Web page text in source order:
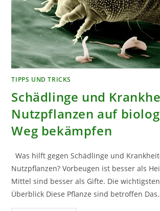
TIPPS UND TRICKS
Schädlinge und
Nutzpflanzen auf
Weg bekämpfen
Was hilft gegen Schädlinge und
Nutzpflanzen? Vorbeugen ist besser als
Mittel sind besser als Gifte. Die
Überblick Diese Pflanze sind betroffen